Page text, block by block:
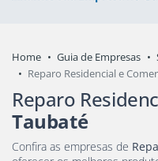
Home Guia de Empresas
Reparo Residencial e
Reparo
Taubaté
Confira as empresas de